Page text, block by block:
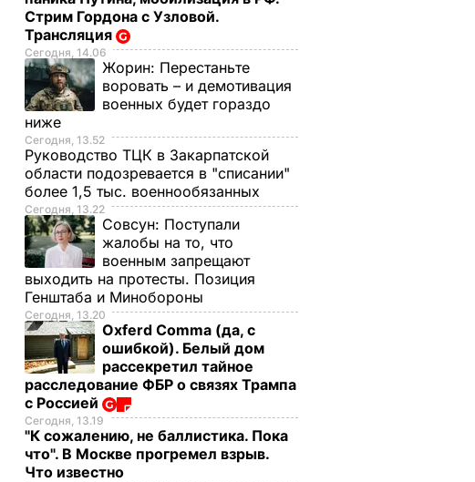
Стрим Гордона с Узловой.
Трансляция
Сегодня, 14.06
Жорин: Перестаньте
воровать – и демотивация
военных будет гораздо
ниже
Сегодня, 13.52
Руководство ТЦК в Закарпатской
области подозревается в "списании"
более 1,5 тыс. военнообязанных
Сегодня, 13.22
Совсун: Поступали
жалобы на то, что
военным запрещают
выходить на протесты. Позиция
Генштаба и Минобороны
Сегодня, 13.20
Oxferd Comma (да, с
ошибкой). Белый дом
рассекретил тайное
расследование ФБР о связях Трампа
с Россией
Сегодня, 13.19
"К сожалению, не баллистика. Пока
что". В Москве прогремел взрыв.
Что известно